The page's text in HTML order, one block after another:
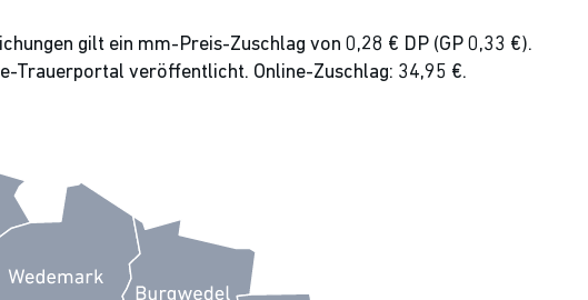
gilt ein mm-Preis-Zuschlag von 0,28 € DP (GP 0,33 €).
Trauerportal veröffentlicht. Online-Zuschlag: 34,95 €.